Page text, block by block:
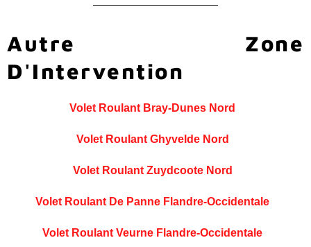
Autre Zone
D'Intervention
Volet Roulant Bray-Dunes Nord
Volet Roulant Ghyvelde Nord
Volet Roulant Zuydcoote Nord
Volet Roulant De Panne Flandre-Occidentale
Volet Roulant Veurne Flandre-Occidentale